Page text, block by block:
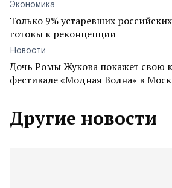
Экономика
Только 9% устаревших
готовы к реконцепции
Новости
Дочь Ромы Жукова покажет свою
фестивале «Модная Волна» в
Другие новости